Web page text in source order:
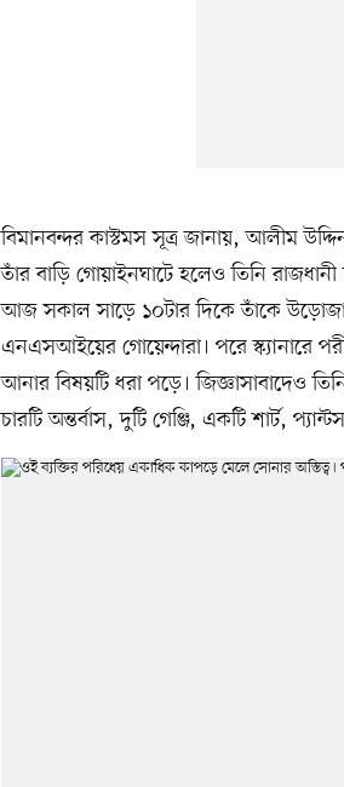
বিমানবন্দর কাস্টমস সূত্র জানায়, আলীম
তাঁর বাড়ি গোয়াইনঘাটে হলেও তিনি
আজ সকাল সাড়ে ১০টার দিকে তাঁকে
এনএসআইয়ের গোয়েন্দারা। পরে স্ক্যানারে
আনার বিষয়টি ধরা পড়ে। জিজ্ঞাসাবাদেও
চারটি অন্তর্বাস, দুটি গেঞ্জি, একটি শার্ট,